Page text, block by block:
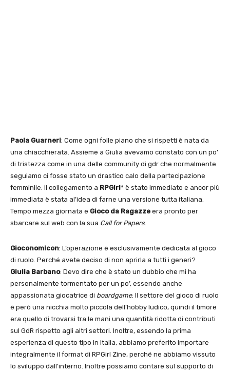
Paola Guarneri: Come ogni folle piano che si rispetti è nata da
una chiacchierata. Assieme a Giulia avevamo constato con un po’
di tristezza come in una delle community di gdr che normalmente
seguiamo ci fosse stato un drastico calo della partecipazione
femminile. Il collegamento a RPGirl* è stato immediato e ancor più
immediata è stata al’idea di farne una versione tutta italiana.
Tempo mezza giornata e Gioco da Ragazze era pronto per
sbarcare sul web con la sua Callfor Papers.
Gioconomicon: L’operazione è esclusivamente dedicata al gioco
di ruolo. Perché avete deciso di non aprirla a tutti i generi?
Giulia Barbano: Devo dire che è stato un dubbio che mi ha
personalmente tormentato per un po’, essendo anche
appassionata giocatrice di boardgame. Il settore del gioco di ruolo
è però una nicchia molto piccola dell’hobby ludico, quindi il timore
era quello di trovarsi tra le mani una quantità ridotta di contributi
sul GdR rispetto agli altri settori. Inoltre, essendo la prima
esperienza di questo tipo in Italia, abbiamo preferito importare
integralmente il format di RPGirl Zine, perché ne abbiamo vissuto
lo sviluppo dall’interno. Inoltre possiamo contare sul supporto di